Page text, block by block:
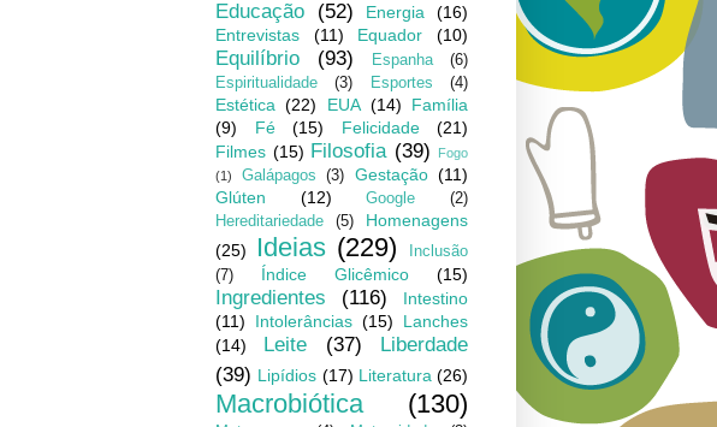
Educação (52) Energia
(16)
Entrevistas
(11) Equador (10)
Equilíbrio (93) Espanha
(6)
Espiritualidade
(3) Esportes (4)
Estética (22) EUA (14)
Família
(9)
Fé (15) Felicidade
(21)
Filmes (15) Filosofia (39)
Fogo
(1)
Galápagos (3) Gestação (11)
Glúten
(12) Google
(2)
Hereditariedade
(5)
Homenagens
(25)
Ideias (229)
Inclusão
(7)
Índice Glicêmico (15)
Ingredientes (116)
Intestino
(11)
Intolerâncias (15)
Lanches
(14)
Leite (37)
Liberdade
(39) Lipídios (17) Literatura (26)
Macrobiótica (130)